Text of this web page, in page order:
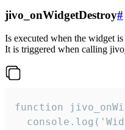
jivo_onWidgetDestroy#
Is executed when the widget
It is triggered when calling
function